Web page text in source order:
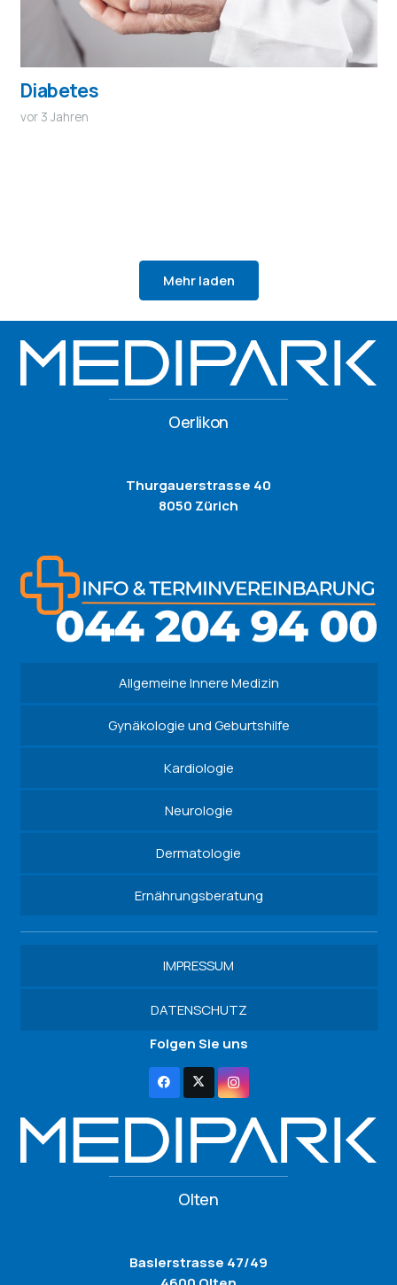
Diabetes
vor 3 Jahren
Mehr laden
Oerlikon
Thurgauerstrasse 40
8050 Zürich
Allgemeine Innere Medizin
Gynäkologie und Geburtshilfe
Kardiologie
Neurologie
Dermatologie
Ernährungsberatung
IMPRESSUM
DATENSCHUTZ
Folgen Sie uns
Olten
Baslerstrasse 47/49